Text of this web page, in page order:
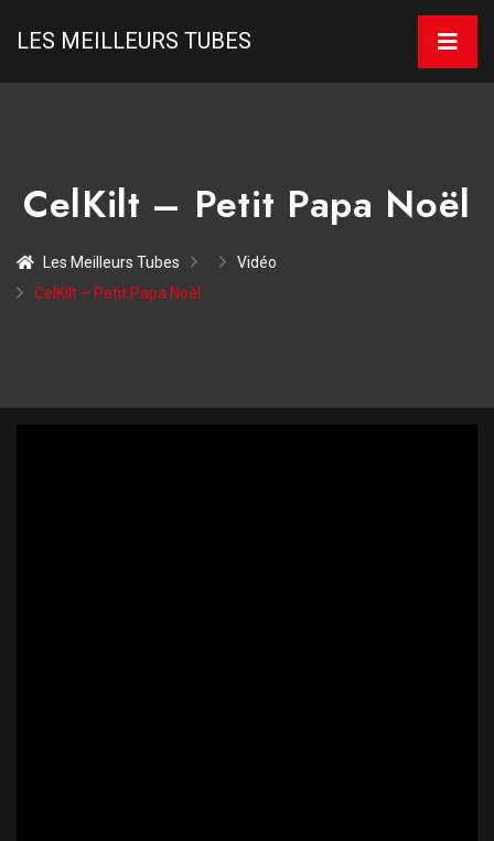
LES MEILLEURS TUBES
CelKilt – Petit Papa Noël
Les Meilleurs Tubes
Vidéo
CelKilt – Petit Papa Noël